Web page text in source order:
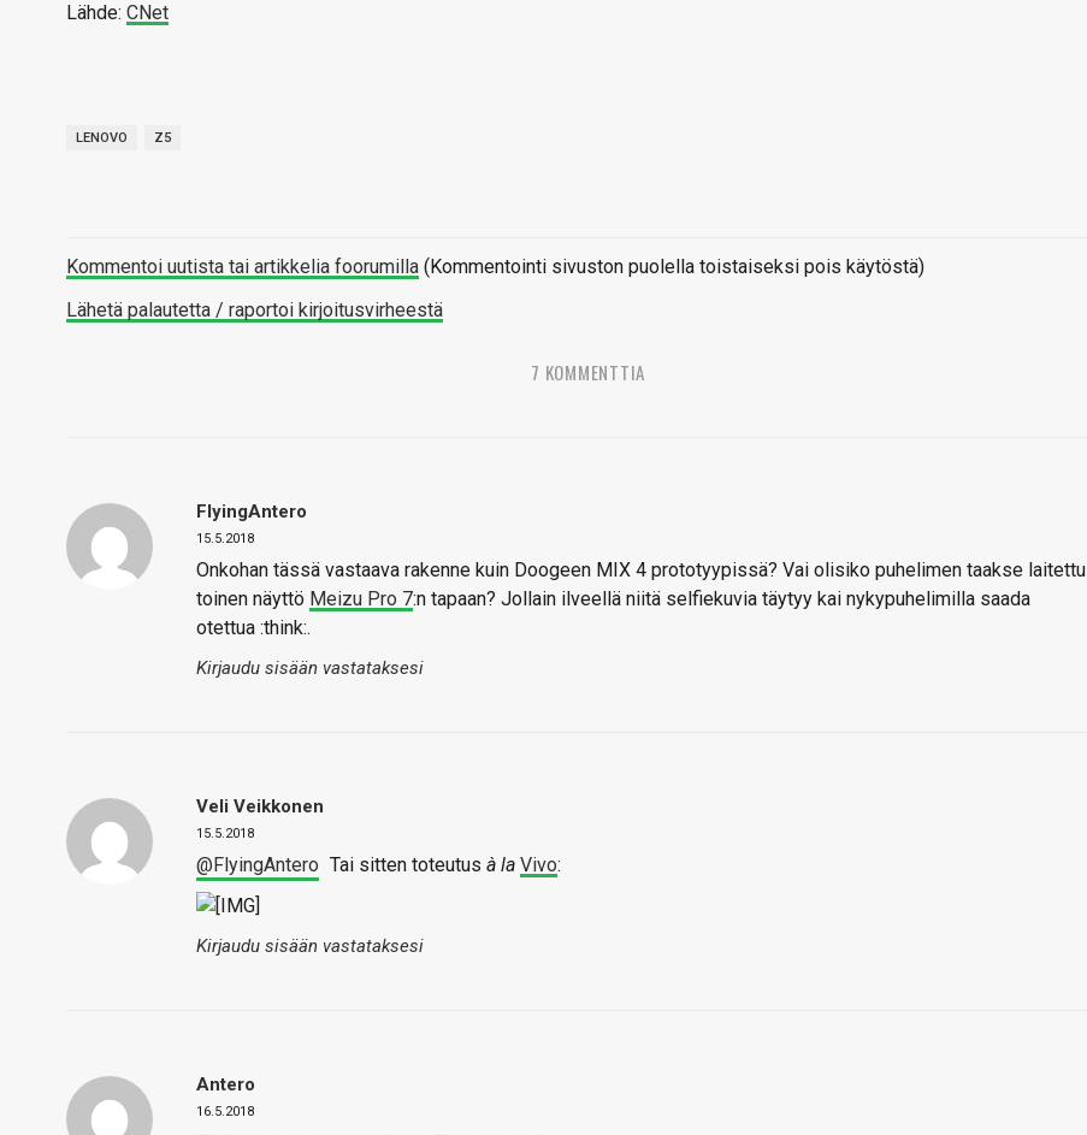
Lähde: CNet
LENOVO Z5
Kommentoi uutista tai artikkelia foorumilla (Kommentointi sivuston puolella toistaiseksi pois käytöstä)
Lähetä palautetta / raportoi kirjoitusvirheestä
7 KOMMENTTIA
FlyingAntero
15.5.2018
Onkohan tässä vastaava rakenne kuin Doogeen MIX 4 prototyypissä? Vai olisiko puhelimen taakse laitettu
toinen näyttö Meizu Pro 7:n tapaan? Jollain ilveellä niitä selfiekuvia täytyy kai nykypuhelimilla saada
otettua :think:.
Kirjaudu sisään vastataksesi
Veli Veikkonen
15.5.2018
@FlyingAntero Tai sitten toteutus à la Vivo:
Kirjaudu sisään vastataksesi
Antero
16.5.2018